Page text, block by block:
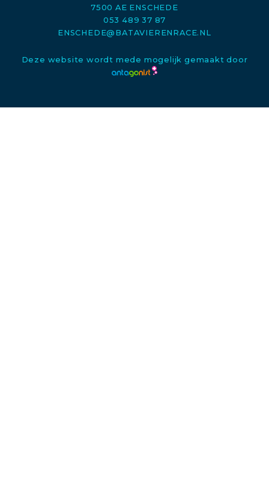
7500 AE ENSCHEDE
053 489 37 87
ENSCHEDE@BATAVIERENRACE.NL
Deze website wordt mede mogelijk gemaakt door